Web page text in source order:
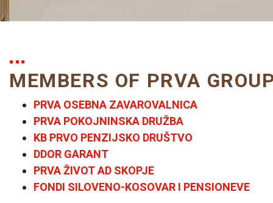
MEMBERS OF PRVA
PRVA OSEBNA ZAVAROVALNICA
PRVA POKOJNINSKA DRUŽBA
KB PRVO PENZIJSKO DRUŠTVO
DDOR GARANT
PRVA ŽIVOT AD SKOPJE
FONDI SILOVENO-KOSOVAR I PENSIONEVE